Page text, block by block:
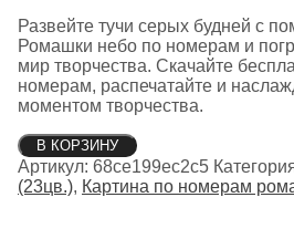
Развейте тучи серых будней с
Ромашки небо по номерам и
мир творчества. Скачайте
номерам, распечатайте и
моментом творчества.
Количество
товара
Ромашки
небо
В КОРЗИНУ
Артикул: 68ce199ec2c5
(23цв.), Картина по номерам